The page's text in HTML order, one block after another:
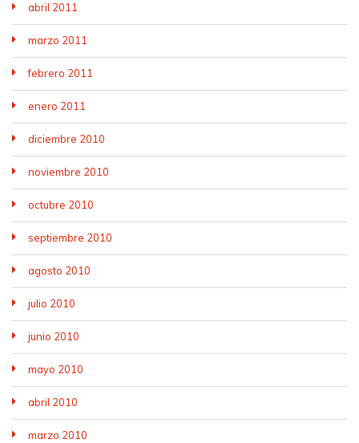
abril 2011
marzo 2011
febrero 2011
enero 2011
diciembre 2010
noviembre 2010
octubre 2010
septiembre 2010
agosto 2010
julio 2010
junio 2010
mayo 2010
abril 2010
marzo 2010